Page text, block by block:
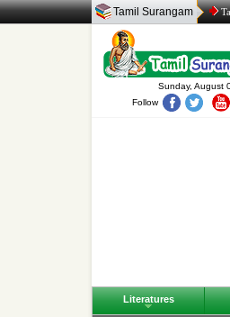
Tamil Surangam
Sunday, August
Follow
Literatures